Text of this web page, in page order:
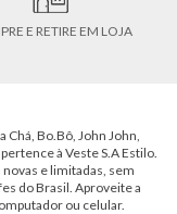
E RETIRE EM LOJA
Chá, Bo.Bô, John John,
à Veste S.A Estilo.
e limitadas, sem
do Brasil. Aproveite a
ou celular.